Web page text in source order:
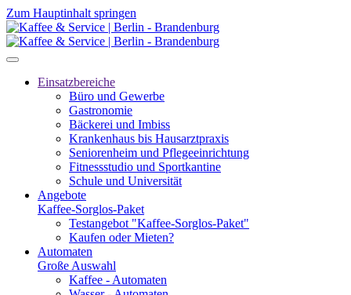
Zum Hauptinhalt springen
Einsatzbereiche
Büro und Gewerbe
Gastronomie
Bäckerei und Imbiss
Krankenhaus bis Hausarztpraxis
Seniorenheim und Pflegeeinrichtung
Fitnessstudio und Sportkantine
Schule und Universität
Angebote
Kaffee-Sorglos-Paket
Testangebot "Kaffee-Sorglos-Paket"
Kaufen oder Mieten?
Automaten
Große Auswahl
Kaffee - Automaten